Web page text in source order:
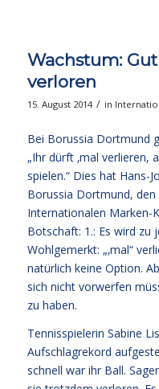
Wachstum:
verloren
15. August 2014 / in
Bei Borussia Dortmund
„Ihr dürft ‚mal verlieren,
spielen.“ Dies hat Hans-
Borussia Dortmund,
Internationalen Marken-
Botschaft: 1.: Es wird zu
Wohlgemerkt: „‚mal“
natürlich keine Option.
sich nicht vorwerfen
zu haben.
Tennisspielerin Sabine
Aufschlagrekord
schnell war ihr Ball.